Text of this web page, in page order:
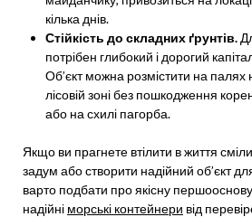
кілька днів.
Стійкість до складних ґрунтів.
потрібен глибокий і дорогий
Об’єкт можна розмістити на палях
лісовій зоні без пошкодження
або на схилі пагорба.
Якщо ви прагнете втілити в життя
задум або створити надійний об’єкт
варто подбати про якісну
надійні морські контейнери від